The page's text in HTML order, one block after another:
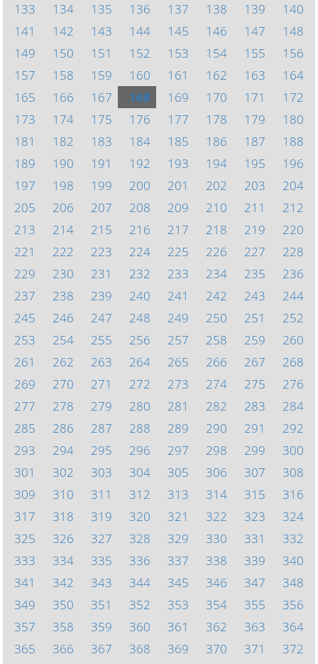
133
134 135 136 137 138 139
140
141
142 143 144 145 146 147
148
149
150 151 152 153 154 155
156
157
158 159 160 161 162 163
164
165
166 167 168 169 170 171
172
173
174 175 176 177 178 179
180
181
182 183 184 185 186 187
188
189
190 191 192 193 194 195
196
197
198 199 200 201 202 203
204
205
206 207 208 209 210 211
212
213
214 215 216 217 218 219
220
221
222 223 224 225 226 227
228
229
230 231 232 233 234 235
236
237
238 239 240 241 242 243
244
245
246 247 248 249 250 251
252
253
254 255 256 257 258 259
260
261
262 263 264 265 266 267
268
269
270 271 272 273 274 275
276
277
278 279 280 281 282 283
284
285
286 287 288 289 290 291
292
293
294 295 296 297 298 299
300
301
302 303 304 305 306 307
308
309
310 311 312 313 314 315
316
317
318 319 320 321 322 323
324
325
326 327 328 329 330 331
332
333
334 335 336 337 338 339
340
341
342 343 344 345 346 347
348
349
350 351 352 353 354 355
356
357
358 359 360 361 362 363
364
365
366 367 368 369 370 371
372